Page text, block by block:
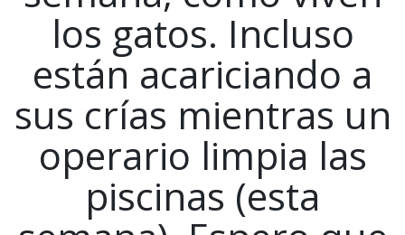
los gatos. Incluso
están acariciando a
sus crías mientras un
operario limpia las
piscinas (esta